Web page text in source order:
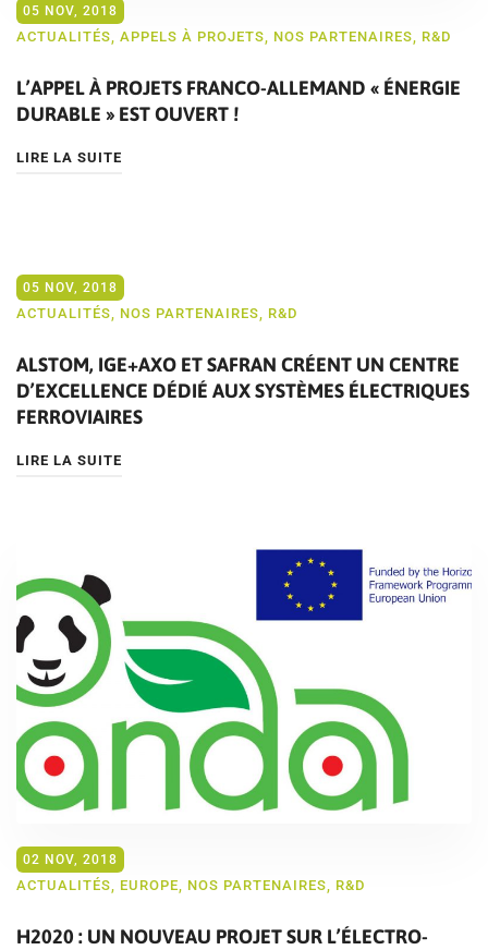
05 NOV, 2018
ACTUALITÉS APPELS À PROJETS NOS PARTENAIRES R&D
L’APPEL À PROJETS FRANCO-ALLEMAND « ÉNERGIE
DURABLE » EST OUVERT !
LIRE LA SUITE
05 NOV, 2018
ACTUALITÉS NOS PARTENAIRES R&D
ALSTOM, IGE+AXO ET SAFRAN CRÉENT UN CENTRE
D’EXCELLENCE DÉDIÉ AUX SYSTÈMES ÉLECTRIQUES
FERROVIAIRES
LIRE LA SUITE
02 NOV, 2018
ACTUALITÉS, EUROPE, NOS PARTENAIRES, R&D
H2020 : UN NOUVEAU PROJET SUR L’ÉLECTRO-